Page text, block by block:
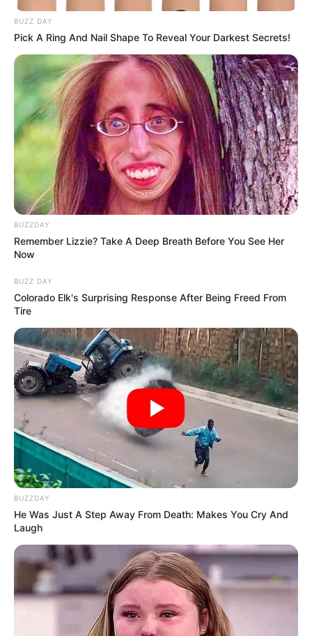
BUZZ DAY
Pick A Ring And Nail Shape To Reveal Your Darkest Secrets!
BUZZDAY
Remember Lizzie? Take A Deep Breath Before You See Her
Now
BUZZ DAY
Colorado Elk's Surprising Response After Being Freed From
Tire
BUZZDAY
He Was Just A Step Away From Death: Makes You Cry And
Laugh